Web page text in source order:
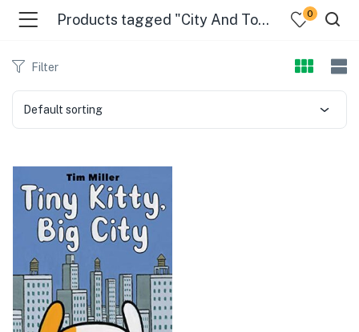
Products tagged "City And Town Life - Fiction" 0
Filter
Default sorting